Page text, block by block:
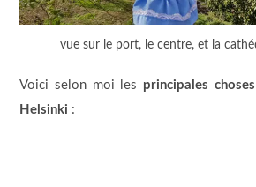
vue sur le port, le centre, et la
Voici selon moi les principales
Helsinki :